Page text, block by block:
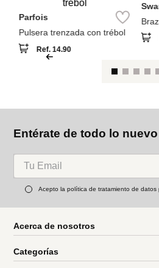
También compraron
NEW
Parfois
Pulsera trenzada con trébol
Ref.14.90